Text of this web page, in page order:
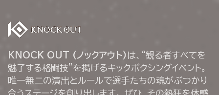
KNOCK OUT (ノックアウト) は、“観る者すべてを
魅了する格闘技”を掲げるキックボクシングイベント。
唯一無二の演出とルールで選手たちの魂がぶつかり